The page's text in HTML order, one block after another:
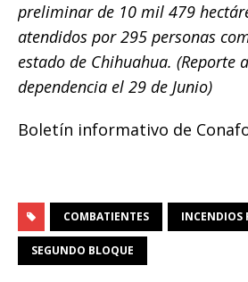
preliminar de 10 mil 479
atendidos por 295 personas
estado de Chihuahua. (Reporte
dependencia el 29 de Junio)
Boletín informativo de
COMBATIENTES INCENDIOS
SEGUNDO BLOQUE